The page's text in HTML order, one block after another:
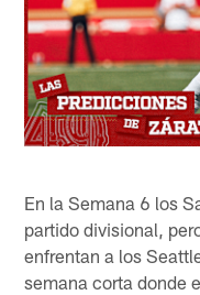
En la Semana 6 los
partido divisional,
enfrentan a los
semana corta donde